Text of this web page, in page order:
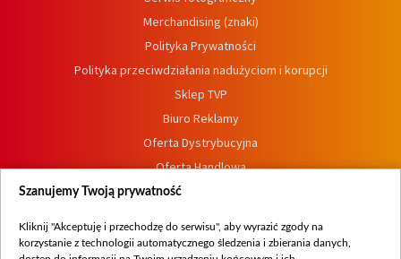
Merchandising (znaki)
Polityka Prywatności
Polityka przeciwdziałania nadużyciom i korupcji
Sklep TVP
Biuro Reklamy
Oferta Dystrybucyjna
Oferta Handlowa
Dostępność
Procedura zgłoszeń wewnętrznych
Szanujemy Twoją prywatność
Kliknij "Akceptuję i przechodzę do serwisu", aby wyrazić zgody na
korzystanie z technologii automatycznego śledzenia i zbierania danych,